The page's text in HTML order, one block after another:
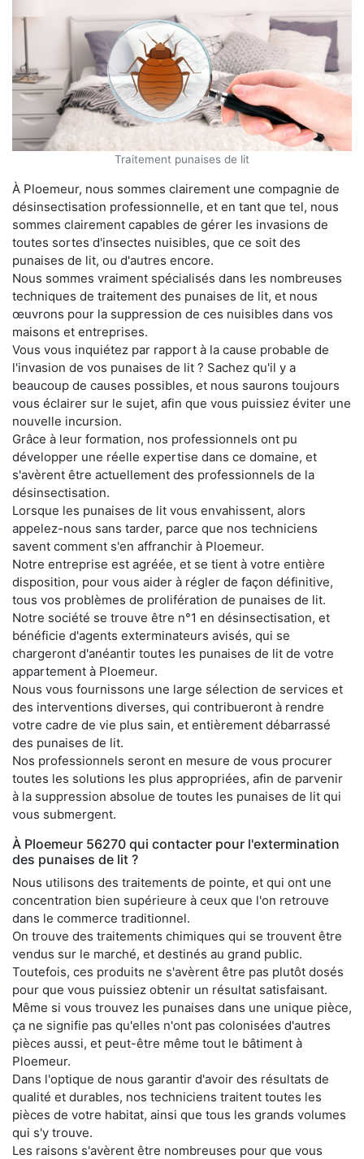
Traitement punaises de lit
À Ploemeur, nous sommes clairement une compagnie de
désinsectisation professionnelle, et en tant que tel, nous
sommes clairement capables de gérer les invasions de
toutes sortes d'insectes nuisibles, que ce soit des
punaises de lit, ou d'autres encore.
Nous sommes vraiment spécialisés dans les nombreuses
techniques de traitement des punaises de lit, et nous
œuvrons pour la suppression de ces nuisibles dans vos
maisons et entreprises.
Vous vous inquiétez par rapport à la cause probable de
l'invasion de vos punaises de lit ? Sachez qu'il y a
beaucoup de causes possibles, et nous saurons toujours
vous éclairer sur le sujet, afin que vous puissiez éviter une
nouvelle incursion.
Grâce à leur formation, nos professionnels ont pu
développer une réelle expertise dans ce domaine, et
s'avèrent être actuellement des professionnels de la
désinsectisation.
Lorsque les punaises de lit vous envahissent, alors
appelez-nous sans tarder, parce que nos techniciens
savent comment s'en affranchir à Ploemeur.
Notre entreprise est agréée, et se tient à votre entière
disposition, pour vous aider à régler de façon définitive,
tous vos problèmes de prolifération de punaises de lit.
Notre société se trouve être n°1 en désinsectisation, et
bénéficie d'agents exterminateurs avisés, qui se
chargeront d'anéantir toutes les punaises de lit de votre
appartement à Ploemeur.
Nous vous fournissons une large sélection de services et
des interventions diverses, qui contribueront à rendre
votre cadre de vie plus sain, et entièrement débarrassé
des punaises de lit.
Nos professionnels seront en mesure de vous procurer
toutes les solutions les plus appropriées, afin de parvenir
à la suppression absolue de toutes les punaises de lit qui
vous submergent.
À Ploemeur 56270 qui contacter pour l'extermination
des punaises de lit ?
Nous utilisons des traitements de pointe, et qui ont une
concentration bien supérieure à ceux que l'on retrouve
dans le commerce traditionnel.
On trouve des traitements chimiques qui se trouvent être
vendus sur le marché, et destinés au grand public.
Toutefois, ces produits ne s'avèrent être pas plutôt dosés
pour que vous puissiez obtenir un résultat satisfaisant.
Même si vous trouvez les punaises dans une unique pièce,
ça ne signifie pas qu'elles n'ont pas colonisées d'autres
pièces aussi, et peut-être même tout le bâtiment à
Ploemeur.
Dans l'optique de nous garantir d'avoir des résultats de
qualité et durables, nos techniciens traitent toutes les
pièces de votre habitat, ainsi que tous les grands volumes
qui s'y trouve.
Les raisons s'avèrent être nombreuses pour que vous